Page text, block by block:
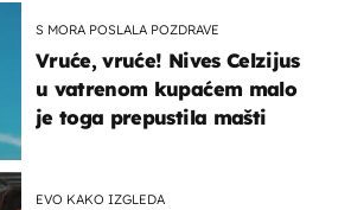
S MORA POSLALA POZDRAVE
Vruće, vruće! Nives Celzijus
u vatrenom kupaćem malo
je toga prepustila mašti
EVO KAKO IZGLEDA